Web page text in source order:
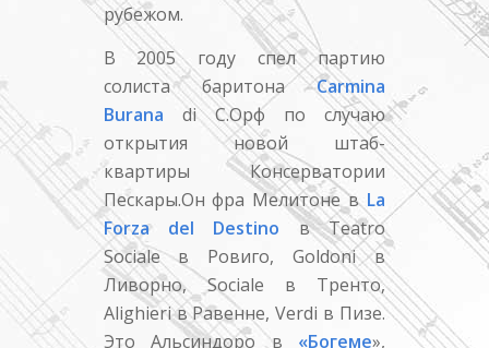
рубежом.
В 2005 году спел партию
солиста баритонаCarmina
Burana di C.Орф по случаю
открытия новой штаб-
квартиры Консерватории
Пескары.Он фра Мелитоне в La
Forza del Destino в Teatro
Sociale в Ровиго, Goldoni в
Ливорно, Sociale в Тренто,
Alighieri в Равенне, Verdi в Пизе.
Это Альсиндоро в «Богеме»,